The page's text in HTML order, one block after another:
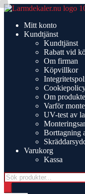
Hoppa
navigering
Hoppa
innehållMitt konto
Kundtjänst
Kundtjänst
Rabatt vid
Om firman
Köpvillkor
Om
Varför
UV-test av
Borttagning
Varukorg
Kassa
Products
search